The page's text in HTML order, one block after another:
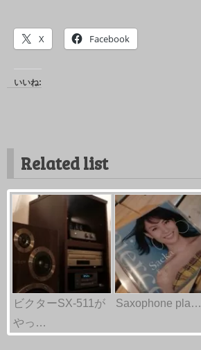
X Facebook
いいね:
Related list
ビクターSX-511が
やっ…
Saxophone pla…